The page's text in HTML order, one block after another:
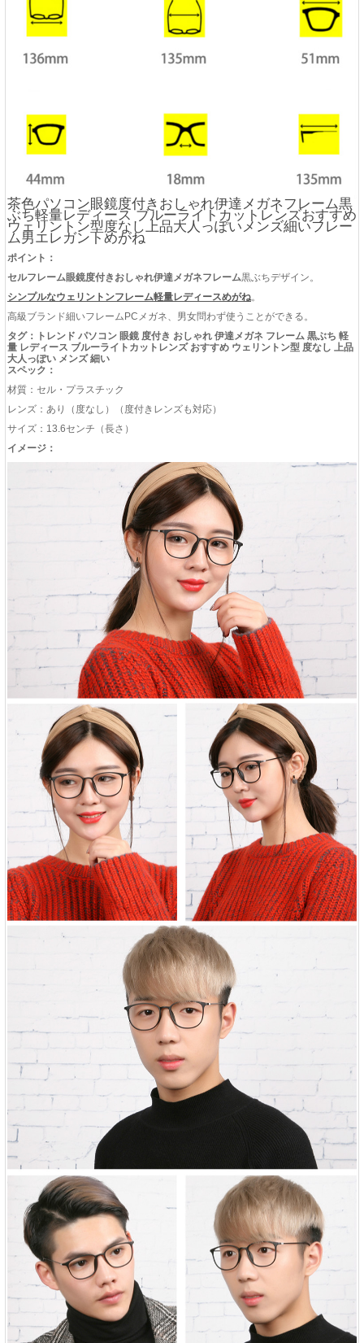
茶色パソコン眼鏡度付きおしゃれ伊達メガネフレーム黒
ぶち軽量レディース ブルーライトカットレンズおすすめ
ウェリントン型度なし上品大人っぽいメンズ細いフレー
ム男エレガントめがね
ポイント：
セルフレーム眼鏡度付きおしゃれ伊達メガネフレーム黒ぶちデザイン。
シンプルなウェリントンフレーム軽量レディースめがね。
高級ブランド細いフレームPCメガネ、男女問わず使うことができる。
タグ：トレンド パソコン 眼鏡 度付き おしゃれ 伊達メガネ フレーム 黒ぶち 軽
量 レディース ブルーライトカットレンズ おすすめ ウェリントン型 度なし 上品
大人っぽい メンズ 細い
スペック：
材質：セル・プラスチック
レンズ：あり（度なし）（度付きレンズも対応）
サイズ：13.6センチ（長さ）
イメージ：